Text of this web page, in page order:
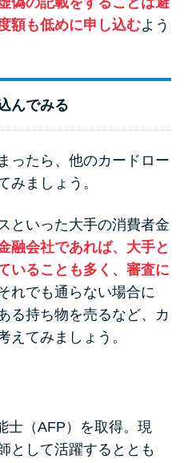
額も低めに申し込むよう
んでみる
ったら、他のカードロー
みましょう。
といった大手の消費者金
融会社であれば、大手と
いることも多く、審査に
れでも通らない場合に
る持ち物を売るなど、カ
えてみましょう。
士（AFP）を取得。現
として活躍するととも